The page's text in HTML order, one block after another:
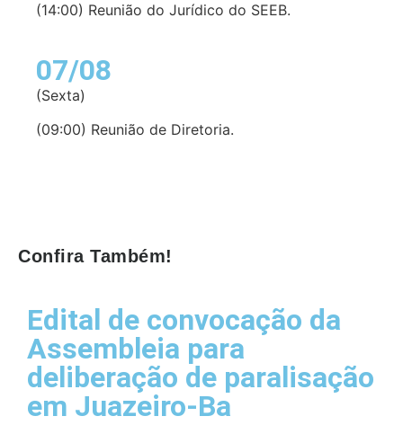
(14:00) Reunião do Jurídico do SEEB.
07/08
(Sexta)
(09:00) Reunião de Diretoria.
Confira Também!
Edital de convocação da
Assembleia para
deliberação de paralisação
em Juazeiro-Ba